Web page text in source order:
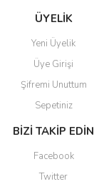
Gönder
ÜYELİK
Yeni Üyelik
Üye Girişi
Şifremi Unuttum
Sepetiniz
BİZİ TAKİP EDİN
Facebook
Twitter